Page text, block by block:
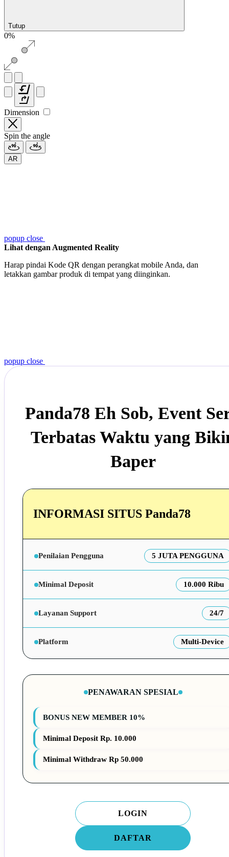
Tutup
0%
Dimension
Spin the angle
AR
popup close
Lihat dengan Augmented Reality
Harap pindai Kode QR dengan perangkat mobile Anda, dan
letakkan gambar produk di tempat yang diinginkan.
popup close
Panda78 Eh Sob, Event
Terbatas Waktu yang
Baper
INFORMASI SITUS Panda78
Penilaian Pengguna 5 JUTA PENGGUNA
Minimal Deposit 10.000 Ribu
Layanan Support 24/7
Platform Multi-Device
PENAWARAN SPESIAL
BONUS NEW MEMBER 10%
Minimal Deposit Rp. 10.000
Minimal Withdraw Rp 50.000
LOGIN
DAFTAR